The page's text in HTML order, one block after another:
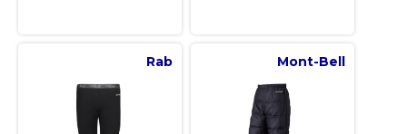
Rab Mont-Bell